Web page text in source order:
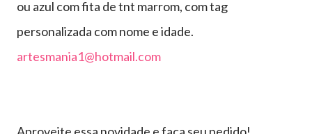
ou azul com fita de tnt marrom, com tag
personalizada com nome e idade.
artesmania1@hotmail.com